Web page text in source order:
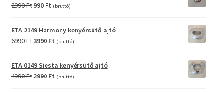
2990Ft Original
was:
2990 Ft.
990 FtCurrent
990 Ft.
(bruttó)
ETA 2149 Harmony kenyérsütő ajtó
6990FtOriginal
was:
6990 Ft.
3990 FtCurrent
is:
(bruttó)
ETA 0149 Siesta kenyérsütő ajtó
4990Ft Original
2990 FtCurrent
(bruttó)